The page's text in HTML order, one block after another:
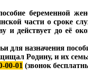
беременной
части о сроке
и действует до её
для назначения
Родину, и их
00-01 (звонок